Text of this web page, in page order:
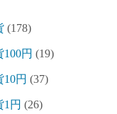
(178)
円 (19)
円 (37)
円 (26)